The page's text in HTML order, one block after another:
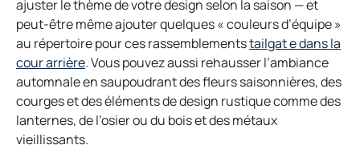
n
s
i
n
a
p
e
n
s
i
n
a
n
ajuster le thème de votre design selon la saison — et
peut-être même ajouter quelques « couleurs d’équipe »
au répertoire pour ces rassemblementstailgat e dans la
cour arrièreo
p
e
n
s
. Vous pouvez aussi rehausser l’ambiance
automnale en saupoudrant des fleurs saisonnières, des
courges et des éléments de design rustique comme des
lanternes, de l’osier ou du bois et des métaux
vieillissants.